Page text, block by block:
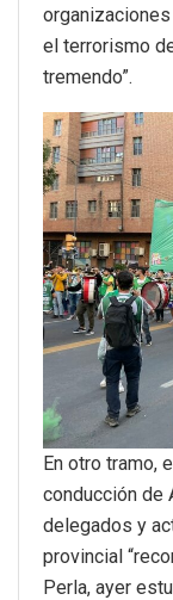
el terrorismo
tremendo”.
En otro tramo,
conducción de
delegados y
provincial
Perla, ayer